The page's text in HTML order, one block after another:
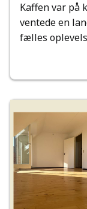
Kaffen var på
ventede en
fælles